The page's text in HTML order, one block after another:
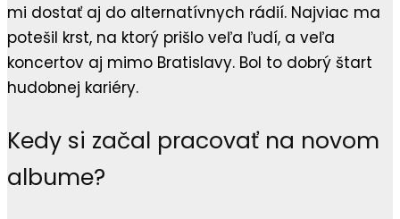
mi dostať aj do alternatívnych rádií. Najviac ma
potešil krst, na ktorý prišlo veľa ľudí, a veľa
koncertov aj mimo Bratislavy. Bol to dobrý štart
hudobnej kariéry.
Kedy si začal pracovať na novom
albume?